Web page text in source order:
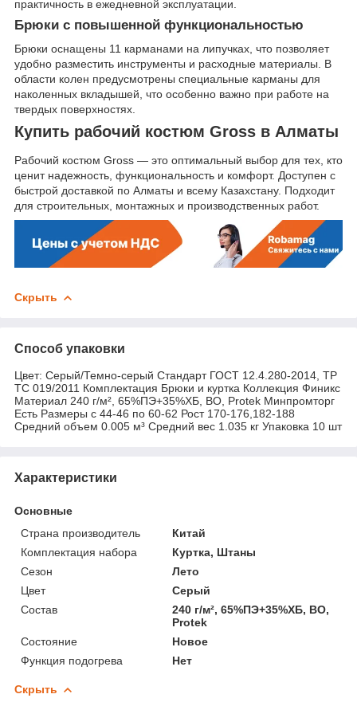
практичность в ежедневной эксплуатации.
Брюки с повышенной функциональностью
Брюки оснащены 11 карманами на липучках, что позволяет
удобно разместить инструменты и расходные материалы. В
области колен предусмотрены специальные карманы для
наколенных вкладышей, что особенно важно при работе на
твердых поверхностях.
Купить рабочий костюм Gross в Алматы
Рабочий костюм Gross — это оптимальный выбор для тех, кто
ценит надежность, функциональность и комфорт. Доступен с
быстрой доставкой по Алматы и всему Казахстану. Подходит
для строительных, монтажных и производственных работ.
Скрыть
Способ упаковки
Цвет: Серый/Темно-серый Стандарт ГОСТ 12.4.280-2014, ТР
ТС 019/2011 Комплектация Брюки и куртка Коллекция Финикс
Материал 240 г/м², 65%ПЭ+35%ХБ, ВО, Protek Минпромторг
Есть Размеры с 44-46 по 60-62 Рост 170-176,182-188
Средний объем 0.005 м³ Средний вес 1.035 кг Упаковка 10 шт
Характеристики
Основные
Страна производитель
Китай
Комплектация набора
Куртка, Штаны
Сезон
Лето
Цвет
Серый
Состав
240 г/м², 65%ПЭ+35%ХБ, ВО,
Protek
Состояние
Новое
Функция подогрева
Нет
Скрыть